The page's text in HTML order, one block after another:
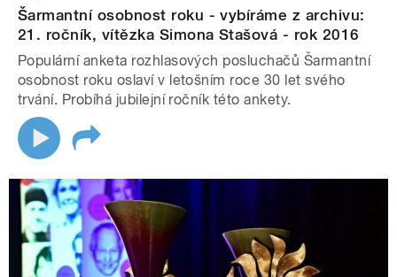
Šarmantní osobnost roku - vybíráme z archivu:
21. ročník, vítězka Simona Stašová - rok 2016
Populární anketa rozhlasových posluchačů Šarmantní
osobnost roku oslaví v letošním roce 30 let svého
trvání. Probíhá jubilejní ročník této ankety.